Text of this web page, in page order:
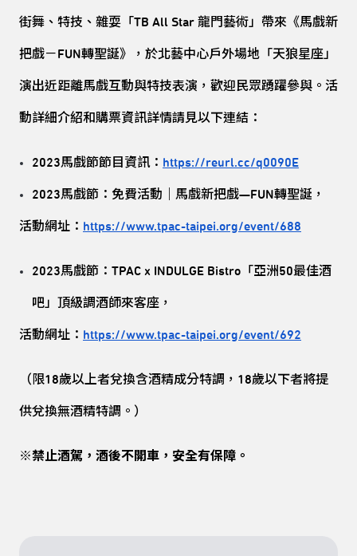
街舞、特技、雜耍「TB All Star 龍門藝術」帶來《馬戲新
把戲－FUN轉聖誕》，於北藝中心戶外場地「天狼星座」
演出近距離馬戲互動與特技表演，歡迎民眾踴躍參與。活
動詳細介紹和購票資訊詳情請見以下連結：
2023馬戲節節目資訊： https://reurl.cc/q0090E
2023馬戲節：免費活動｜馬戲新把戲—FUN轉聖誕，
活動網址： https://www.tpac-taipei.org/event/688
2023馬戲節：TPAC x INDULGE Bistro「亞洲50最佳酒
吧」頂級調酒師來客座，
活動網址： https://www.tpac-taipei.org/event/692
（限18歲以上者兌換含酒精成分特調，18歲以下者將提
供兌換無酒精特調。）
※禁止酒駕，酒後不開車，安全有保障。